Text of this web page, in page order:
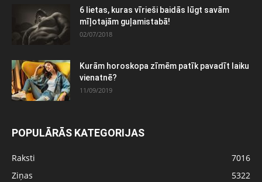
6 lietas, kuras vīrieši baidās lūgt savām
mīļotajām guļamistabā!
02/07/2018
Kurām horoskopa zīmēm patīk pavadīt laiku
vienatnē?
11/09/2019
POPULĀRĀS KATEGORIJAS
Raksti
7016
Ziņas
5322